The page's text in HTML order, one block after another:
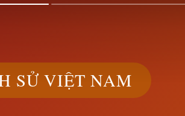
SỬ VIỆT NAM